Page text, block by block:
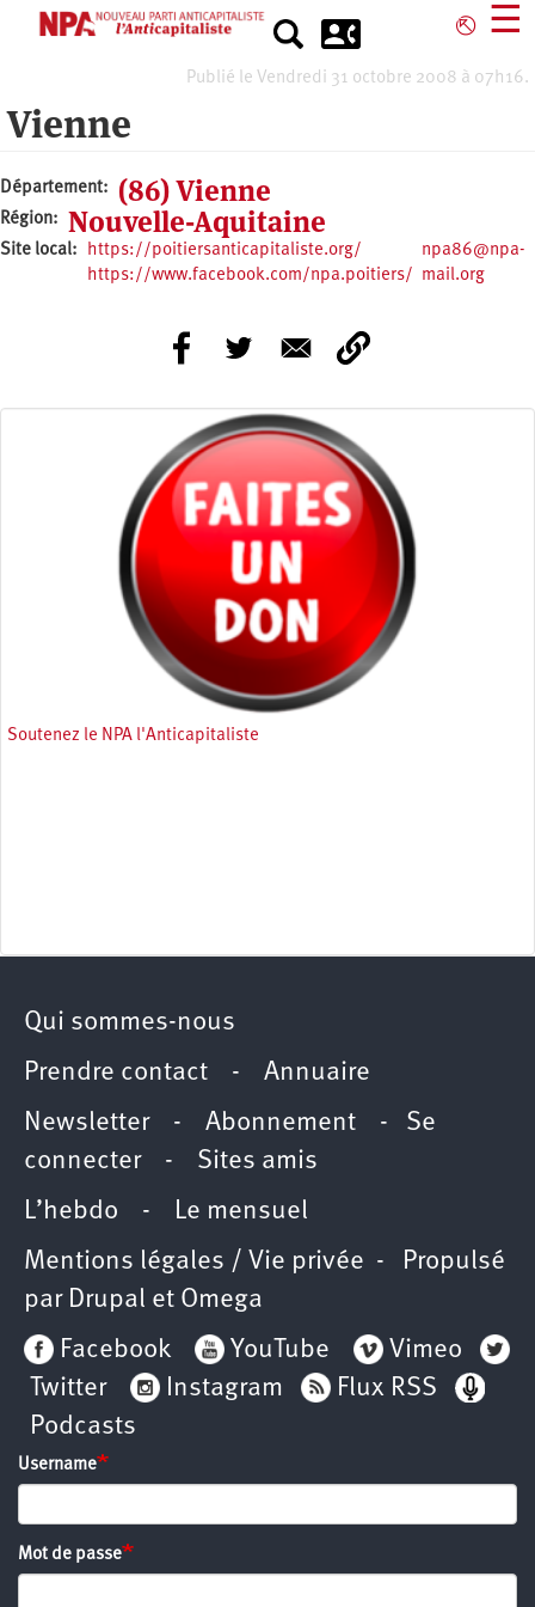
⎋ ☰
Publié le Vendredi 31 octobre 2008 à 07h16.
Vienne
Département (86) Vienne
Région Nouvelle-Aquitaine
Site local
https://poitiersanticapitaliste.org/
https://www.facebook.com/npa.poitiers/
npa86@npa-
mail.org
Soutenez le NPA l'Anticapitaliste
Qui sommes-nous
Prendre contact - Annuaire
Newsletter - Abonnement - Se
connecter- Sites amis
L’hebdo - Le mensuel
Mentions légales / Vie privée - Propulsé
par Drupal et Omega
Facebook
YouTube
Vimeo
Twitter
Instagram
Flux RSS
Podcasts
Username
Mot de passe